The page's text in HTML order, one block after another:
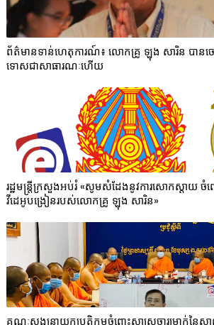
ព័ត៌មានទាន់ហេតុការណ៍៖ លោកគ្រូ ឡុង សារិន បាន
ទោសជាសាធារណៈហើយ
រដ្ឋមន្ត្រីក្រសួងអប់រំ «សូមសំដែងនូវការសោកស្ដាយ ចំព
វីដេអូបង្រៀនរបស់លោកគ្រូ ឡុង សារិន»
គណៈសង្ឃនាយកប្រតិកម្មចំពោះសាស្ត្រចារ្យម្នាក់នៃ